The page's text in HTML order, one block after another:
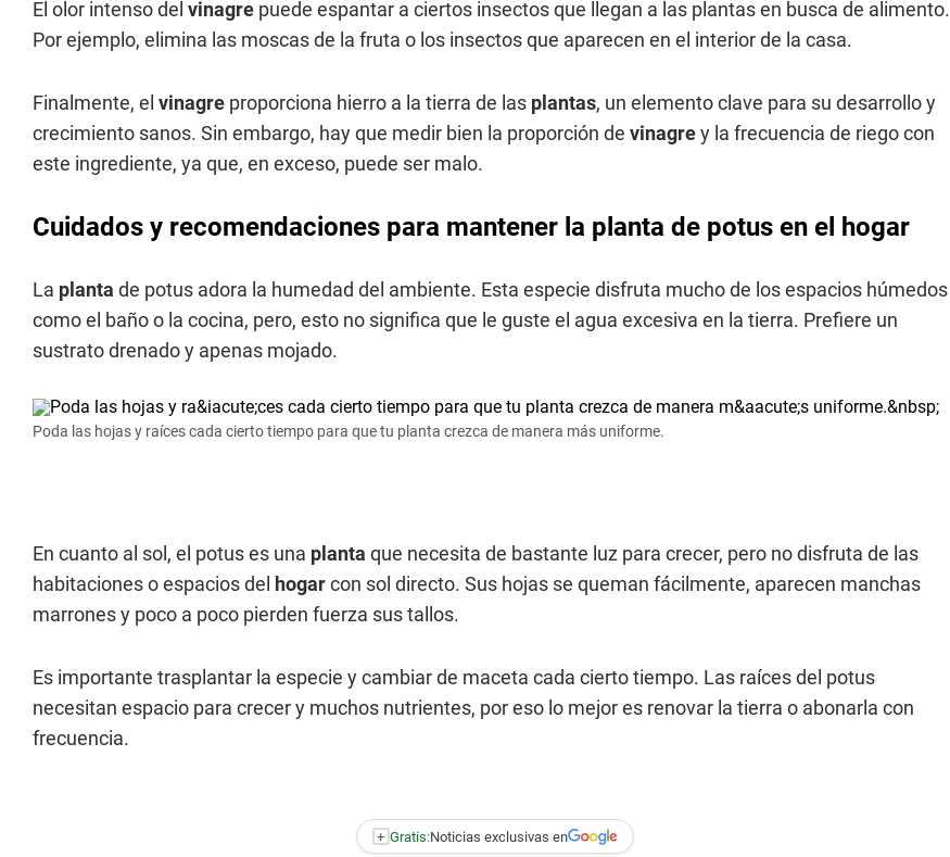
El olor intenso del vinagre puede espantar a ciertos insectos que llegan a las plantas en busca de alimento.
Por ejemplo, elimina las moscas de la fruta o los insectos que aparecen en el interior de la casa.
Finalmente, el vinagre proporciona hierro a la tierra de las plantas, un elemento clave para su desarrollo y
crecimiento sanos. Sin embargo, hay que medir bien la proporción de vinagrey la frecuencia de riego con
este ingrediente, ya que, en exceso, puede ser malo.
Cuidados y recomendaciones para mantener la planta de potus en el hogar
La planta de potus adora la humedad del ambiente. Esta especie disfruta mucho de los espacios húmedos
como el baño o la cocina, pero, esto no significa que le guste el agua excesiva en la tierra. Prefiere un
sustrato drenado y apenas mojado.
Poda las hojas y raíces cada cierto tiempo para que tu planta crezca de manera más uniforme.
En cuanto al sol, el potus es una planta que necesita de bastante luz para crecer, pero no disfruta de las
habitaciones o espacios del hogarcon sol directo. Sus hojas se queman fácilmente, aparecen manchas
marrones y poco a poco pierden fuerza sus tallos.
Es importante trasplantar la especie y cambiar de maceta cada cierto tiempo. Las raíces del potus
necesitan espacio para crecer y muchos nutrientes, por eso lo mejor es renovar la tierra o abonarla con
frecuencia.
+ Gratis:Noticias exclusivas en